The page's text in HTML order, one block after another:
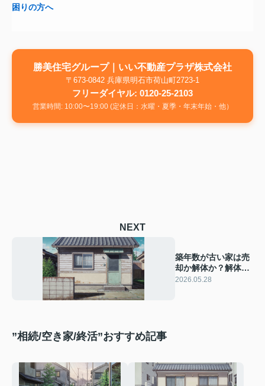
困りの方へ
勝美住宅グループ｜いい不動産プラザ株式会社
〒673-0842 兵庫県明石市荷山町2723-1
フリーダイヤル: 0120-25-2103
営業時間: 10:00〜19:00 (定休日：水曜・夏季・年末年始・他）
NEXT
築年数が古い家は売
却か解体か？解体費
用は売却益で回収で
2026.05.28
”相続/空き家/終活”おすすめ記事